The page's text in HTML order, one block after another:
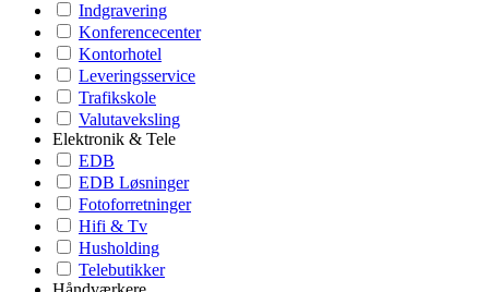
Indgravering
Konferencecenter
Kontorhotel
Leveringsservice
Trafikskole
Valutaveksling
Elektronik & Tele
EDB
EDB Løsninger
Fotoforretninger
Hifi & Tv
Husholding
Telebutikker